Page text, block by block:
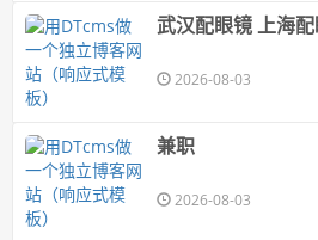
武汉配眼镜 上海
2026-08-03
兼职
2026-08-03